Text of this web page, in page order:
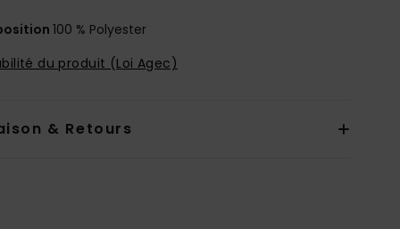
100 % Polyester
du produit (Loi Agec)
& Retours